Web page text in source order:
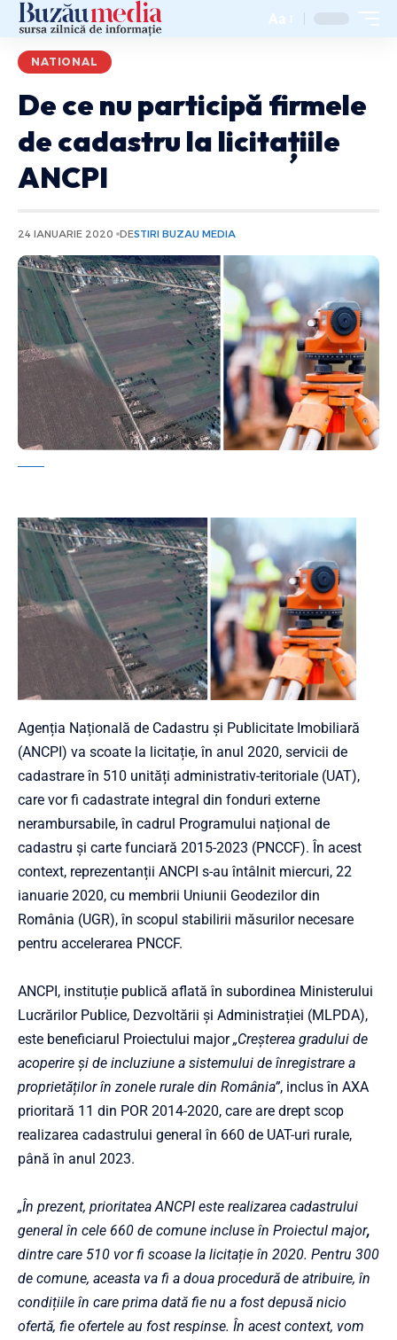
Aa
NATIONAL
De ce nu participă firmele
de cadastru la licitațiile
ANCPI
24 IANUARIE 2020 DESTIRI BUZAU MEDIA
Agenția Națională de Cadastru și Publicitate Imobiliară
(ANCPI) va scoate la licitație, în anul 2020, servicii de
cadastrare în 510 unități administrativ-teritoriale (UAT),
care vor fi cadastrate integral din fonduri externe
nerambursabile, în cadrul Programului național de
cadastru și carte funciară 2015-2023 (PNCCF). În acest
context, reprezentanții ANCPI s-au întâlnit miercuri, 22
ianuarie 2020, cu membrii Uniunii Geodezilor din
România (UGR), în scopul stabilirii măsurilor necesare
pentru accelerarea PNCCF.
ANCPI, instituție publică aflată în subordinea Ministerului
Lucrărilor Publice, Dezvoltării și Administrației (MLPDA),
este beneficiarul Proiectului major„Creșterea gradului de
acoperire și de incluziune a sistemului de înregistrare a
proprietăților în zonele rurale din România”, inclus în AXA
prioritară 11 din POR 2014-2020, care are drept scop
realizarea cadastrului general în 660 de UAT-uri rurale,
până în anul 2023.
„În prezent, prioritatea ANCPI este realizarea cadastrului
general în cele 660 de comune incluse în Proiectul major,
dintre care 510 vor fi scoase la licitație în 2020. Pentru 300
de comune, aceasta va fi a doua procedură de atribuire, în
condițiile în care prima dată fie nu a fost depusă nicio
ofertă, fie ofertele au fost respinse. În acest context, vom